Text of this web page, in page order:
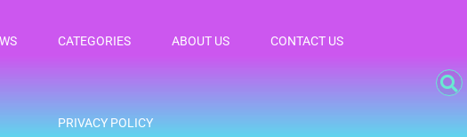
CATEGORIES ABOUT US CONTACT US
PRIVACY POLICY